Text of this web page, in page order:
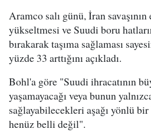
Aramco salı günü, İran
yükseltmesi ve Suudi boru
bırakarak taşıma sağlaması
yüzde 33 arttığını açıkladı.
Bohl'a göre "Suudi ihracatının
yaşamayacağı veya bunun
sağlayabilecekleri aşağı yönlü bir
henüz belli değil".